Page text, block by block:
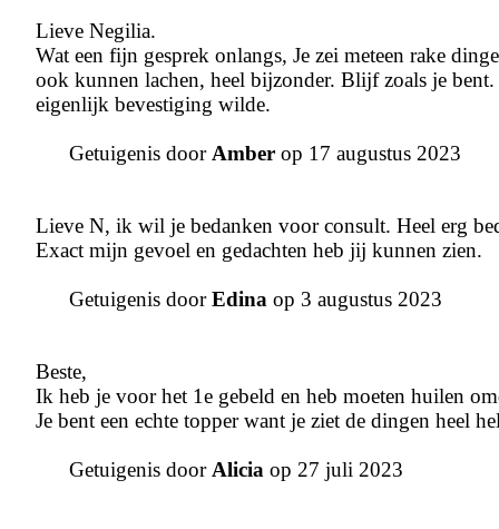
Lieve Negilia.
Wat een fijn gesprek onlangs, Je zei meteen rake
ook kunnen lachen, heel bijzonder. Blijf zoals je
eigenlijk bevestiging wilde.
Getuigenis doorAmber op 17 augustus 2023
Lieve N, ik wil je bedanken voor consult. Heel erg
Exact mijn gevoel en gedachten heb jij kunnen zien.
Getuigenis doorEdina op 3 augustus 2023
Beste,
Ik heb je voor het 1e gebeld en heb moeten huilen
Je bent een echte topper want je ziet de dingen heel
Getuigenis doorAlicia op 27 juli 2023